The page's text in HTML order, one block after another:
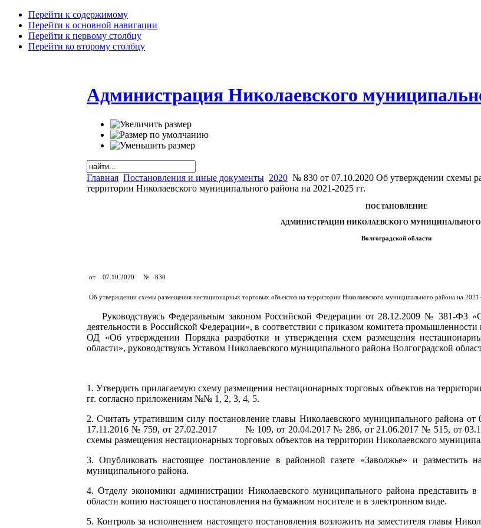
Перейти к содержимому
Перейти к основной навигации
Перейти к первому столбцу
Перейти ко второму столбцу
Администрация Николаевского
Главная Постановления и иные документы 2020 № 830 от 07.10.2020 Об утверждении схемы
территории Николаевского муниципального района на 2021-2025 гг.
ПОСТАНОВЛЕНИЕ
АДМИНИСТРАЦИИ НИКОЛАЕВСКОГО
Волгоградской области
от 07.10.2020 № 830
Об утверждении схемы размещения нестационарных торговых объектов на территории Николаевского муниципального района на
Руководствуясь Федеральным законом Российской Федерации от 28.12.2009 № 381-ФЗ
деятельности в Российской Федерации», в соответствии с приказом комитета
ОД «Об утверждении Порядка разработки и утверждения схем размещения
области», руководствуясь Уставом Николаевского муниципального района Волгоградской
1. Утвердить прилагаемую схему размещения нестационарных торговых объектов на
гг. согласно приложениям №№ 1, 2, 3, 4, 5.
2. Считать утратившим силу постановление главы Николаевского муниципального района
17.11.2016 № 759, от 27.02.2017 № 109, от 20.04.2017 № 286, от 21.06.2017 № 515, от
схемы размещения нестационарных торговых объектов на территории Николаевского
3. Опубликовать настоящее постановление в районной газете «Заволжье» и разместить
муниципального района.
4. Отделу экономики администрации Николаевского муниципального района представить
области копию настоящего постановления на бумажном носителе и в электронном виде.
5. Контроль за исполнением настоящего постановления возложить на заместителя главы